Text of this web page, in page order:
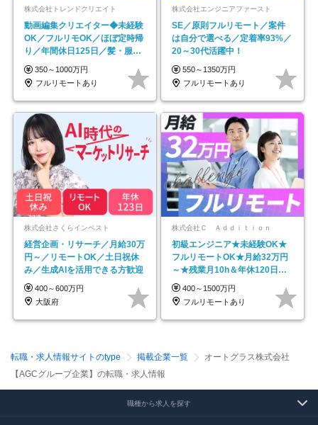
株式会社トレンドクリエイト
動画編集クリエイター◆未経験
OK／フルリモOK／ほぼ定時帰
り／年間休日125日／髪・服・
ネイル自由／副業OK
350～1000万円
フルリモートあり
株式会社エンジニアファースト
SE／原則フルリモート／案件
は自分で選べる／定着率93%／
20～30代活躍中！
550～1350万円
フルリモートあり
株式会社さくらインベスト
経営企画・リサーチ／月給30万
円～／リモートOK／土日祝休
み／生成AIを活用できる方歓迎
400～600万円
大阪府
株式会社Ｃ Ａｄｄｉｔｉｏｎ
初級エンジニア★未経験OK★
フルリモートOK★月給32万円
～★残業月10h＆年休120日以
上★副業可
400～1500万円
フルリモートあり
転職・求人情報サイトのtype 掲載企業一覧
オートグラス株式会社
【AGCグループ企業】の転職・求人情報
職種から求人を探す